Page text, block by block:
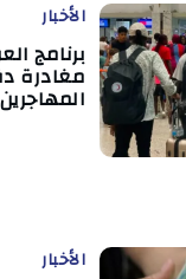
الأخبار
برنامج
مغادرة
الأخبار